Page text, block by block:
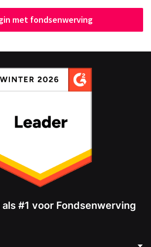
met fondsenwerving
#1 voor Fondsenwerving